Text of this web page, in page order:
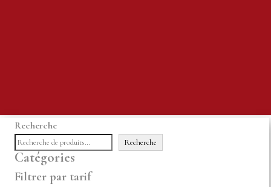
Recherche
Recherche
Catégories
Filtrer par tarif